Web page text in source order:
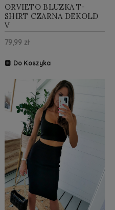
ORVIETO BLUZKA T-
SHIRT CZARNA DEKOLD
V
79,99 zł
Do Koszyka